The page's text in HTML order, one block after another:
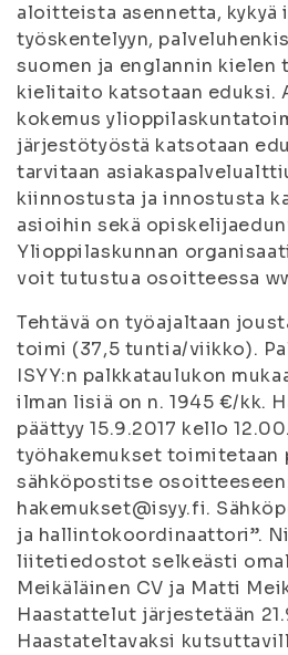
aloitteista asennetta, kykyä
työskentelyyn,
suomen ja englannin kielen
kielitaito katsotaan eduksi.
kokemus
järjestötyöstä katsotaan
tarvitaan
kiinnostusta ja innostusta
asioihin sekä
Ylioppilaskunnan
voit tutustua osoitteessa
Tehtävä on työajaltaan
toimi (37,5 tuntia/viikko).
ISYY:n palkkataulukon
ilman lisiä on n. 1945 €/kk.
päättyy 15.9.2017 kello
työhakemukset
sähköpostitse
hakemukset@isyy.fi.
ja hallintokoordinaattori”.
liitetiedostot selkeästi
Meikäläinen CV ja Matti
Haastattelut järjestetään
Haastateltavaksi